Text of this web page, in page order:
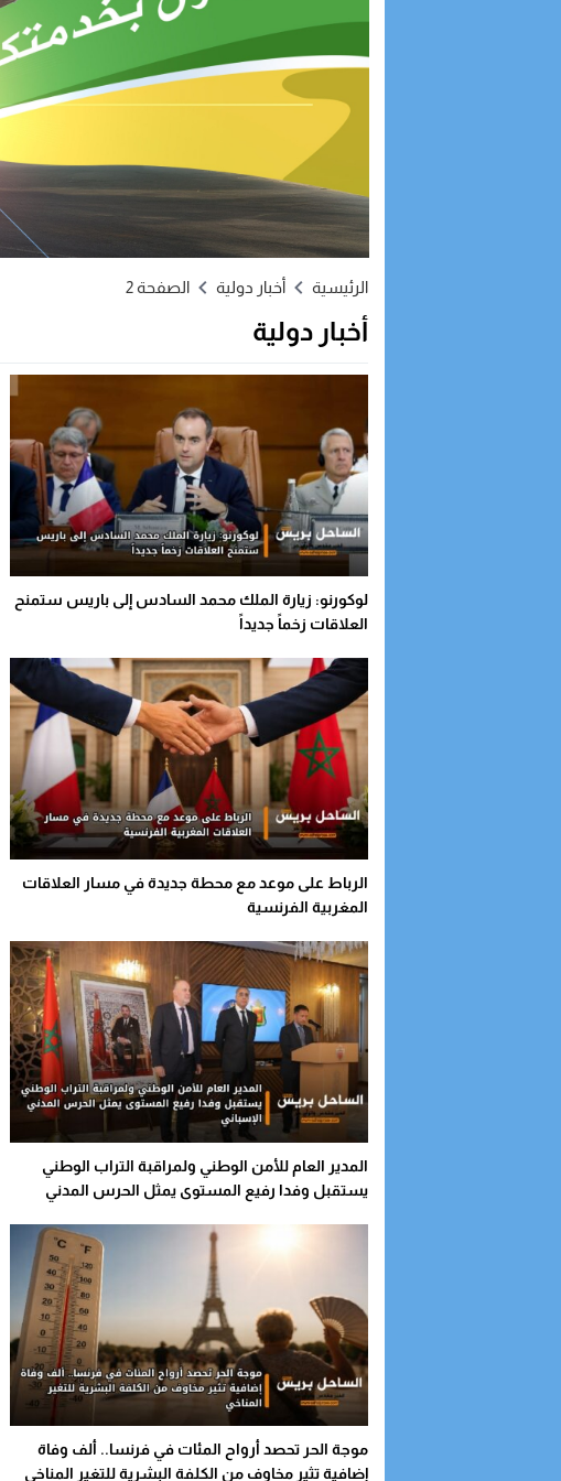
الرئيسية أخبار دولية الصفحة 2
أخبار دولية
لوكورنو: زيارة الملك محمد السادس إلى باريس ستمنح
العلاقات زخماً جديداً
الرباط على موعد مع محطة جديدة في مسار العلاقات
المغربية الفرنسية
المدير العام للأمن الوطني ولمراقبة التراب الوطني
يستقبل وفدا رفيع المستوى يمثل الحرس المدني
موجة الحر تحصد أرواح المئات في فرنسا.. ألف وفاة
إضافية تثير مخاوف من الكلفة البشرية للتغير المناخي